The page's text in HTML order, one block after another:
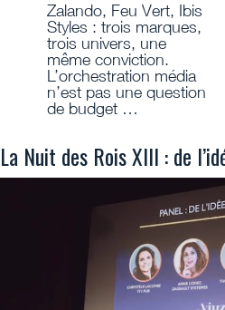
Zalando, Feu Vert, Ibis
Styles : trois marques,
trois univers, une
même conviction.
L’orchestration média
n’est pas une question
de budget …
La Nuit des Rois XIII : de